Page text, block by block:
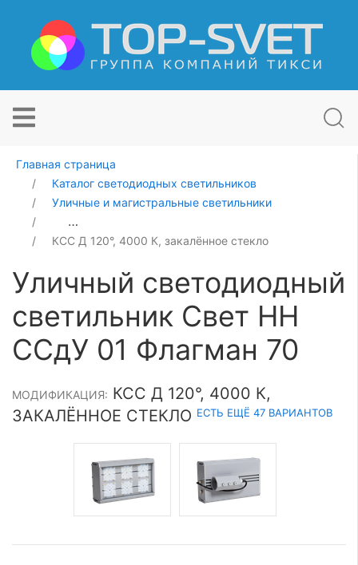
Главная страница
Каталог светодиодных светильников
Уличные и магистральные светильники
Уличный светодиодный светильник Свет НН ССдУ 01
КСС Д 120°, 4000 К, закалённое стекло
Уличный светодиодный
светильник Свет НН
ССдУ 01 Флагман 70
МОДИФИКАЦИЯ: КСС Д 120°, 4000 К,
ЗАКАЛЁННОЕ СТЕКЛО ЕСТЬ ЕЩЁ 47 ВАРИАНТОВ